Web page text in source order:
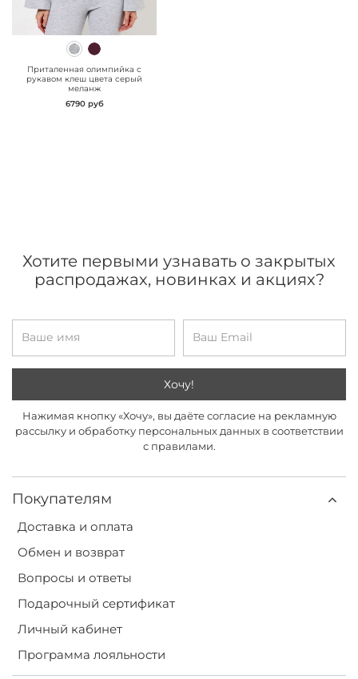
" class="js-prevent-
Приталенная олимпийка с
рукавом клеш цвета серый
меланж
6790 руб
Покупателям
Доставка и оплата
Обмен и возврат
Вопросы и ответы
Подарочный сертификат
Личный кабинет
Программа лояльности
Хотите первыми узнавать о закрытых
распродажах, новинках и акциях?
Хочу!
Нажимая кнопку «Хочу», вы даёте согласие на рекламную
рассылку и обработку персональных данных в соответствии
с правилами.